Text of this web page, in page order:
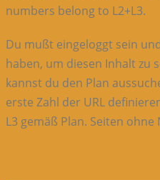
numbers belong to L2+L3.
Du mußt eingeloggt sein
haben, um diesen Inhalt zu
kannst du den Plan
erste Zahl der URL
L3 gemäß Plan. Seiten